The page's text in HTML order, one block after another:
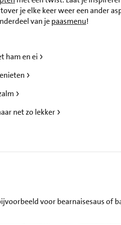
je elke keer weer een ander
van jepaasmenu!
ham en ei
net zo lekker
voor bearnaisesaus of